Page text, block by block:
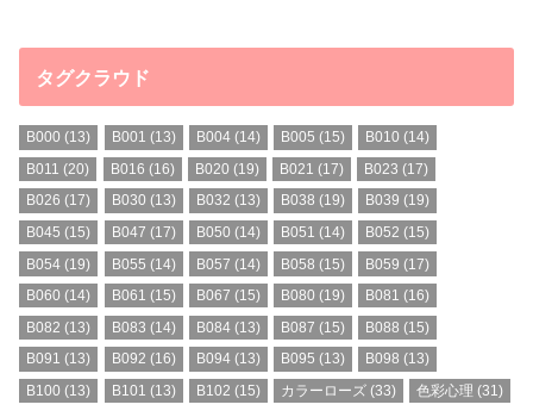
タグクラウド
B000 (13) B001 (13) B004(14) B005 (15) B010 (14)
B011 (20) B016 (16) B020 (19) B021 (17) B023 (17)
B026 (17) B030 (13) B032 (13) B038 (19) B039 (19)
B045 (15) B047 (17) B050 (14) B051 (14) B052 (15)
B054 (19) B055 (14) B057 (14) B058 (15) B059 (17)
B060 (14) B061 (15) B067 (15) B080 (19) B081 (16)
B082 (13) B083 (14) B084(13) B087 (15) B088 (15)
B091 (13) B092 (16) B094(13) B095 (13) B098 (13)
B100 (13) B101 (13) B102 (15) カラーローズ (33) 色彩心理 (31)